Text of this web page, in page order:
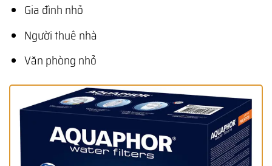
Gia đình nhỏ
Người thuê nhà
Văn phòng nhỏ